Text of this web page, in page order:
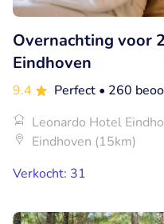
Overnachting voor
Eindhoven
9.4 Perfect • 260
Leonardo Hotel
Eindhoven (15km)
Verkocht: 31